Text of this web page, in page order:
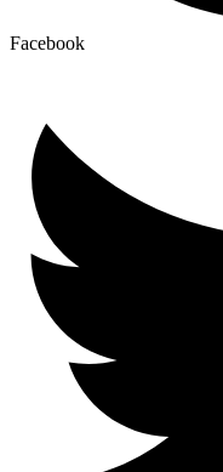
Facebook